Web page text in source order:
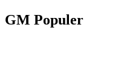
GM Populer